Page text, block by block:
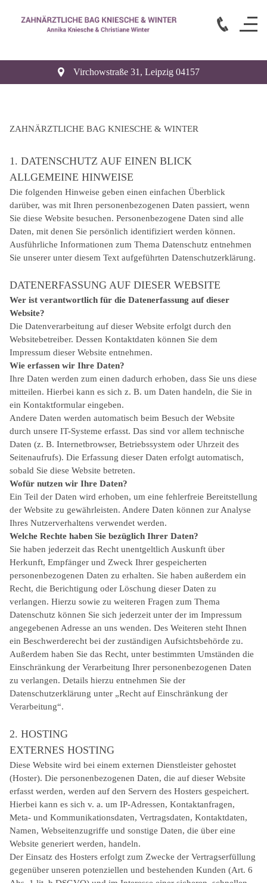
Virchowstraße 31 , Leipzig 04157
ZAHNÄRZTLICHE BAG KNIESCHE & WINTER
1. DATENSCHUTZ AUF EINEN BLICK
ALLGEMEINE HINWEISE
Die folgenden Hinweise geben einen einfachen Überblick
darüber, was mit Ihren personenbezogenen Daten passiert, wenn
Sie diese Website besuchen. Personenbezogene Daten sind alle
Daten, mit denen Sie persönlich identifiziert werden können.
Ausführliche Informationen zum Thema Datenschutz entnehmen
Sie unserer unter diesem Text aufgeführten Datenschutzerklärung.
DATENERFASSUNG AUF DIESER WEBSITE
Wer ist verantwortlich für die Datenerfassung auf dieser
Website?
Die Datenverarbeitung auf dieser Website erfolgt durch den
Websitebetreiber. Dessen Kontaktdaten können Sie dem
Impressum dieser Website entnehmen.
Wie erfassen wir Ihre Daten?
Ihre Daten werden zum einen dadurch erhoben, dass Sie uns diese
mitteilen. Hierbei kann es sich z. B. um Daten handeln, die Sie in
ein Kontaktformular eingeben.
Andere Daten werden automatisch beim Besuch der Website
durch unsere IT-Systeme erfasst. Das sind vor allem technische
Daten (z. B. Internetbrowser, Betriebssystem oder Uhrzeit des
Seitenaufrufs). Die Erfassung dieser Daten erfolgt automatisch,
sobald Sie diese Website betreten.
Wofür nutzen wir Ihre Daten?
Ein Teil der Daten wird erhoben, um eine fehlerfreie Bereitstellung
der Website zu gewährleisten. Andere Daten können zur Analyse
Ihres Nutzerverhaltens verwendet werden.
Welche Rechte haben Sie bezüglich Ihrer Daten?
Sie haben jederzeit das Recht unentgeltlich Auskunft über
Herkunft, Empfänger und Zweck Ihrer gespeicherten
personenbezogenen Daten zu erhalten. Sie haben außerdem ein
Recht, die Berichtigung oder Löschung dieser Daten zu
verlangen. Hierzu sowie zu weiteren Fragen zum Thema
Datenschutz können Sie sich jederzeit unter der im Impressum
angegebenen Adresse an uns wenden. Des Weiteren steht Ihnen
ein Beschwerderecht bei der zuständigen Aufsichtsbehörde zu.
Außerdem haben Sie das Recht, unter bestimmten Umständen die
Einschränkung der Verarbeitung Ihrer personenbezogenen Daten
zu verlangen. Details hierzu entnehmen Sie der
Datenschutzerklärung unter „Recht auf Einschränkung der
Verarbeitung“.
2. HOSTING
EXTERNES HOSTING
Diese Website wird bei einem externen Dienstleister gehostet
(Hoster). Die personenbezogenen Daten, die auf dieser Website
erfasst werden, werden auf den Servern des Hosters gespeichert.
Hierbei kann es sich v. a. um IP-Adressen, Kontaktanfragen,
Meta- und Kommunikationsdaten, Vertragsdaten, Kontaktdaten,
Namen, Webseitenzugriffe und sonstige Daten, die über eine
Website generiert werden, handeln.
Der Einsatz des Hosters erfolgt zum Zwecke der Vertragserfüllung
gegenüber unseren potenziellen und bestehenden Kunden (Art. 6